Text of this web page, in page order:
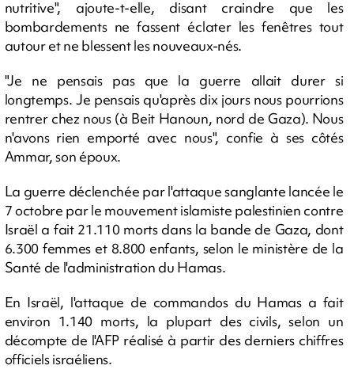
nutritive", ajoute-t-elle, disant craindre que les
bombardements ne fassent éclater les fenêtres tout
autour et ne blessent les nouveaux-nés.
"Je ne pensais pas que la guerre allait durer si
longtemps. Je pensais qu'après dix jours nous pourrions
rentrer chez nous (à Beit Hanoun, nord de Gaza). Nous
n'avons rien emporté avec nous", confie à ses côtés
Ammar, son époux.
La guerre déclenchée par l'attaque sanglante lancée le
7 octobre par le mouvement islamiste palestinien contre
Israël a fait 21.110 morts dans la bande de Gaza, dont
6.300 femmes et 8.800 enfants, selon le ministère de la
Santé de l'administration du Hamas.
En Israël, l'attaque de commandos du Hamas a fait
environ 1.140 morts, la plupart des civils, selon un
décompte de l'AFP réalisé à partir des derniers chiffres
officiels israéliens.